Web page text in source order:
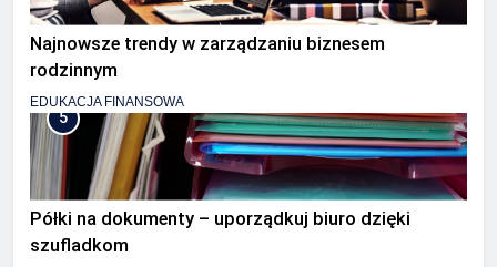
Najnowsze trendy w zarządzaniu biznesem
rodzinnym
EDUKACJA FINANSOWA
5
Półki na dokumenty – uporządkuj biuro dzięki
szufladkom